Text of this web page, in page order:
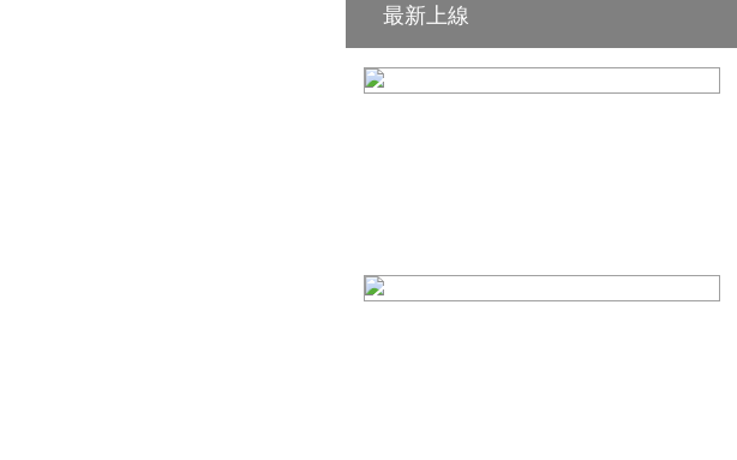
最新上線